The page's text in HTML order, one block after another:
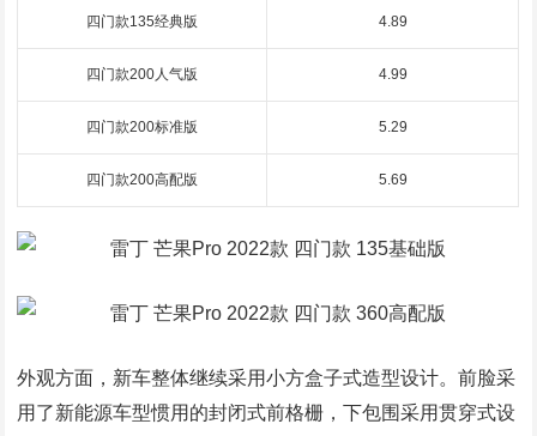
四门款135经典版 4.89
四门款200人气版 4.99
四门款200标准版 5.29
四门款200高配版 5.69
外观方面，新车整体继续采用小方盒子式造型设计。前脸采
用了新能源车型惯用的封闭式前格栅，下包围采用贯穿式设